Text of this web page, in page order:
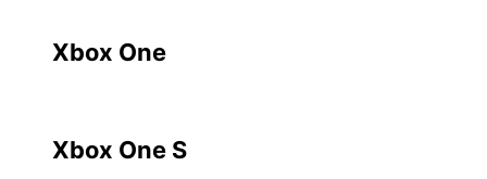
Xbox One
Xbox One S